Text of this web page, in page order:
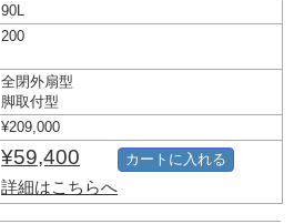
90L
200
全閉外扇型
脚取付型
¥209,000
¥59,400
詳細はこちらへ
カートに入れる